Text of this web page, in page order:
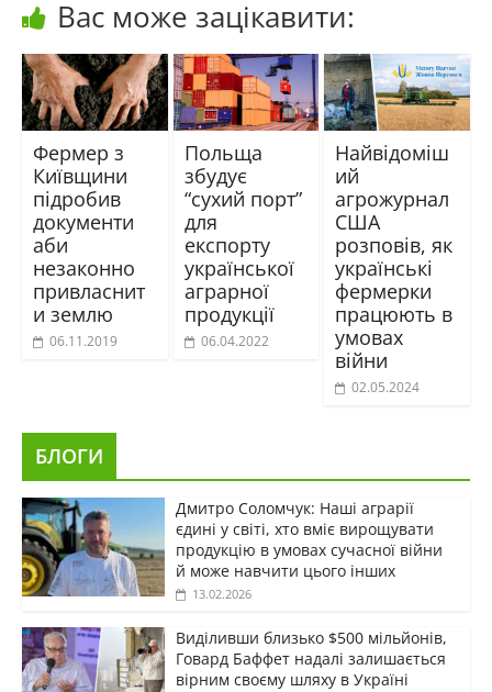
Вас може зацікавити:
Фермер з
Київщини
підробив
документи
аби
незаконно
привласнит
и землю
06.11.2019
Польща
збудує
“сухий порт”
для
експорту
української
аграрної
продукції
06.04.2022
Найвідоміш
ий
агрожурнал
США
розповів, як
українські
фермерки
працюють в
умовах
війни
02.05.2024
БЛОГИ
Дмитро Соломчук: Наші аграрії
єдині у світі, хто вміє вирощувати
продукцію в умовах сучасної війни
й може навчити цього інших
13.02.2026
Виділивши близько $500 мільйонів,
Говард Баффет надалі залишається
вірним своєму шляху в Україні